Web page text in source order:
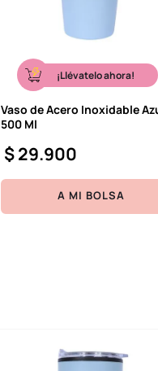
¡Llévatelo ahora!
Vaso de Acero Inoxidable
500 Ml
$29.900
A MI BOLSA